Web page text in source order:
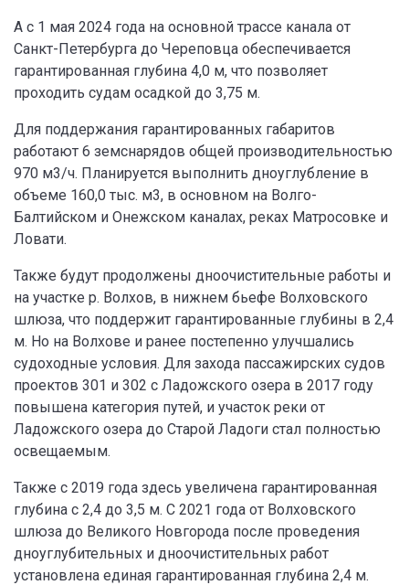
А с 1 мая 2024 года на основной трассе канала от
Санкт-Петербурга до Череповца обеспечивается
гарантированная глубина 4,0 м, что позволяет
проходить судам осадкой до 3,75 м.
Для поддержания гарантированных габаритов
работают 6 земснарядов общей производительностью
970 м3/ч. Планируется выполнить дноуглубление в
объеме 160,0 тыс. м3, в основном на Волго-
Балтийском и Онежском каналах, реках Матросовке и
Ловати.
Также будут продолжены дноочистительные работы и
на участке р. Волхов, в нижнем бьефе Волховского
шлюза, что поддержит гарантированные глубины в 2,4
м. Но на Волхове и ранее постепенно улучшались
судоходные условия. Для захода пассажирских судов
проектов 301 и 302 с Ладожского озера в 2017 году
повышена категория путей, и участок реки от
Ладожского озера до Старой Ладоги стал полностью
освещаемым.
Также с 2019 года здесь увеличена гарантированная
глубина с 2,4 до 3,5 м. С 2021 года от Волховского
шлюза до Великого Новгорода после проведения
дноуглубительных и дноочистительных работ
установлена единая гарантированная глубина 2,4 м.